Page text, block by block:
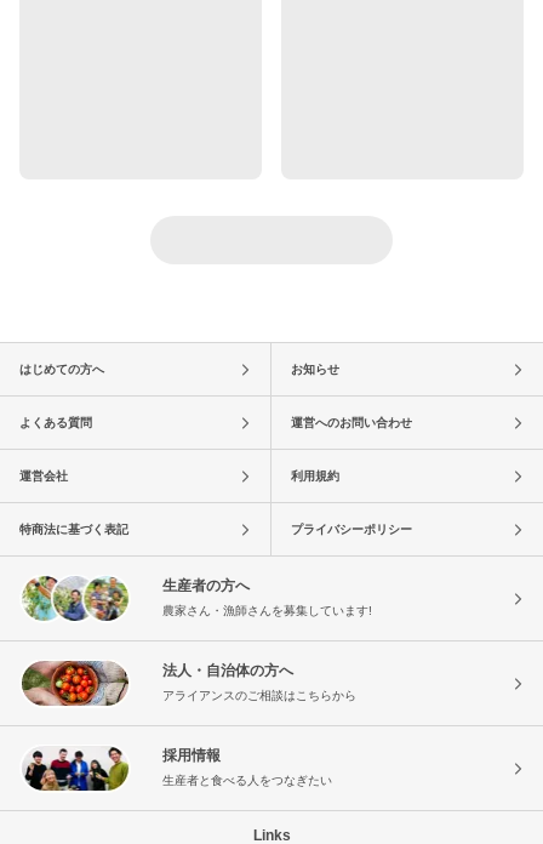
はじめての方へ お知らせ
よくある質問 運営へのお問い合わせ
運営会社 利用規約
特商法に基づく表記 プライバシーポリシー
生産者の方へ
農家さん・漁師さんを募集しています!
法人・自治体の方へ
アライアンスのご相談はこちらから
採用情報
生産者と食べる人をつなぎたい
Links